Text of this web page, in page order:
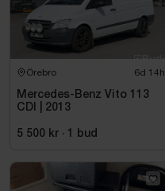
Örebro 6d 14h
Mercedes-Benz Vito 113
CDI | 2013
5 500 kr · 1 bud